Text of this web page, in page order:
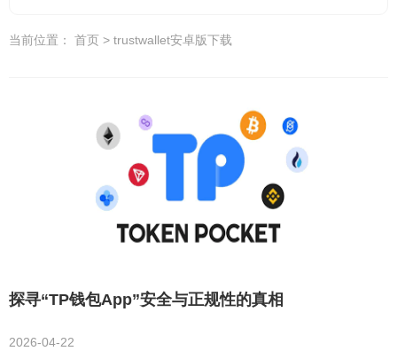
当前位置： 首页 > trustwallet安卓版下载
探寻“TP钱包App”安全与正规性的真相
2026-04-22